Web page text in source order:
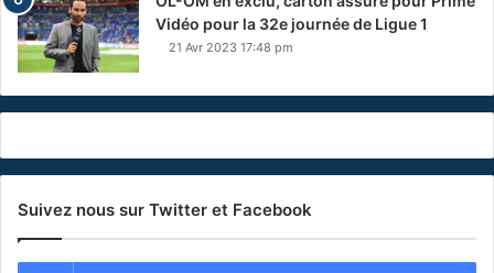
Vidéo pour la 32e journée de Ligue 1
21 Avr 2023 17:48 pm
Suivez nous sur Twitter et Facebook